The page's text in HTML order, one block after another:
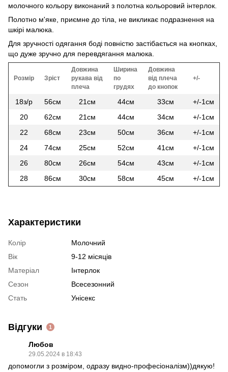
молочного кольору виконаний з полотна кольоровий інтерлок.
Полотно м'яке, приємне до тіла, не викликає подразнення на
шкірі малюка.
Для зручності одягання боді повністю застібається на кнопках,
що дуже зручно для перевдягання малюка.
Розмір Зріст
Довжина
рукава від
плеча
Ширина
по
грудях
Довжина
від плеча
до кнопок
+/-
18з/р 56см 21см 44см 33см
+/-1см
20
62см 21см 44см 34см
+/-1см
22
68см 23см 50см 36см
+/-1см
24
74см 25см 52см 41см
+/-1см
26
80см 26см 54см 43см
+/-1см
28
86см 30см 58см 45см +/-1см
Характеристики
Колір
Молочний
Вік
9-12 місяців
Матеріал
Інтерлок
Сезон
Всесезонний
Стать
Унісекс
Відгуки 1
Любов
29.05.2024 в 18:43
допомогли з розміром, одразу видно-професіоналізм))дякую!